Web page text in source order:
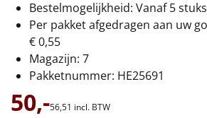
Thema
Origineel
Rituals
Bestelmogelijkheid: Vanaf 5 stuks
Per pakket afgedragen aan uw
€ 0,55
Magazijn: 7
Pakketnummer: HE25691
50,-56,51 incl. BTW